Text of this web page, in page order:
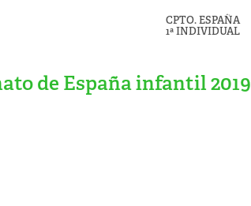
CPTO. ESPAÑA
1ª INDIVIDUAL
de España infantil 2019